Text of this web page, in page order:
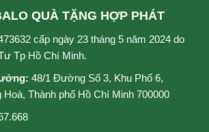
QUÀ TẶNG HỢP PHÁT
cấp ngày 23 tháng 5 năm 2024 do
Tp Hồ Chí Minh.
48/1 Đường Số 3, Khu Phố 6,
Thành phố Hồ Chí Minh 700000